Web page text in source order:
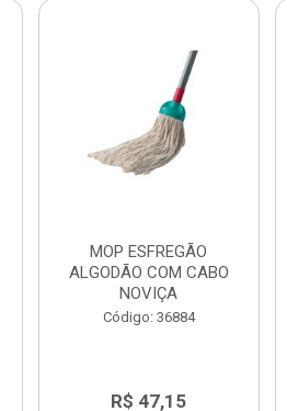
MOP ESFREGÃO
ALGODÃO COM CABO
NOVIÇA
Código: 36884
R$ 47,15